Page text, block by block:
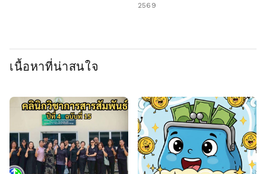
2569
เนื้อหาที่น่าสนใจ